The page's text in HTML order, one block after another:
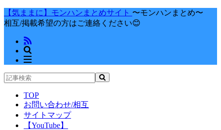
【気ままに】モンハンまとめサイト 〜モンハンまとめ〜
相互/掲載希望の方はご連絡ください😊
TOP
お問い合わせ/相互
サイトマップ
【YouTube】